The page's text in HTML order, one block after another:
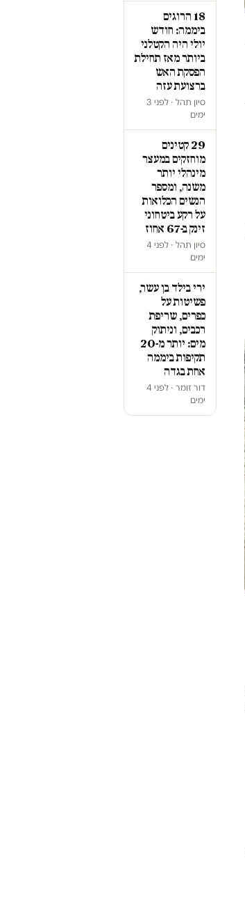
18 הרוגים
ביממה: חודש
יולי היה הקטלני
ביותר מאז תחילת
הפסקת האש
ברצועת עזה
סיון תהל · לפני 3
ימים
29 קטינים
מוחזקים במעצר
מינהלי יותר
משנה, ומספר
הנשים הכלואות
על רקע ביטחוני
זינק ב-67 אחוז
סיון תהל · לפני 4
ימים
ירי בילד בן עשר,
פשיטות על
כפרים, שריפת
רכבים, וניתוק
מים: יותר מ-20
תקיפות ביממה
אחת בגדה
דור זומר · לפני 4
ימים